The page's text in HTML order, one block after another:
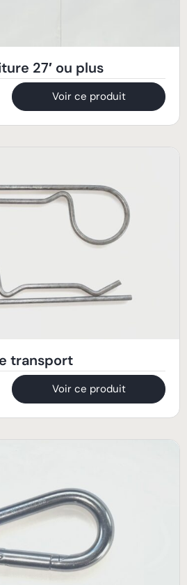
27′ ou plus
Voir ce produit
transport
Voir ce produit